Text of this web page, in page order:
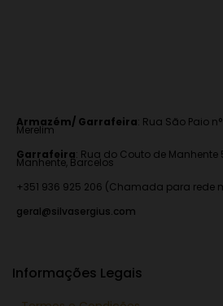
Armazém/ Garrafeira: Rua São Paio
Merelim
Garrafeira: Rua do Couto de Manhente
Manhente, Barcelos
+351 936 925 206 (Chamada para rede
geral@silvasergius.com
Informações Legais